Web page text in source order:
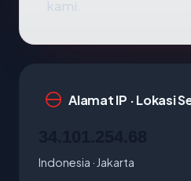
kami.
Alamat IP · Lokasi
Indonesia · Jakarta